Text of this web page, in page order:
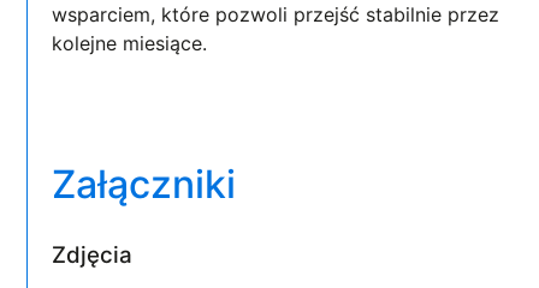
wsparciem, które pozwoli przejść stabilnie przez
kolejne miesiące.
Załączniki
Zdjęcia